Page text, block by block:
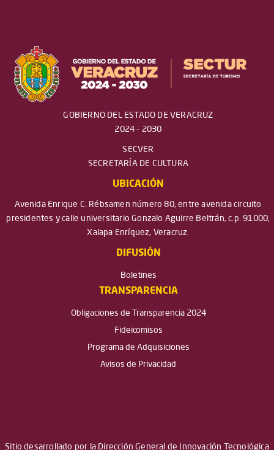
GOBIERNO DEL ESTADO DE VERACRUZ
2024 - 2030
SECVER
SECRETARÍA DE CULTURA
UBICACIÓN
Avenida Enrique C. Rébsamen número 80, entre avenida circuito
presidentes y calle universitario Gonzalo Aguirre Beltrán, c.p. 91000,
Xalapa Enríquez, Veracruz.
DIFUSIÓN
Boletines
TRANSPARENCIA
Obligaciones de Transparencia 2024
Fideicomisos
Programa de Adquisiciones
Avisos de Privacidad
Sitio desarrollado por la Dirección General de Innovación Tecnológica